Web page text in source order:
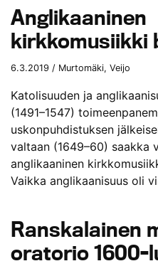
Anglikaaninen
kirkkomusiikki
6.3.2019 / Murtomäki, Veijo
Katolisuuden ja
(1491–1547)
uskonpuhdistuksen
valtaan (1649–60) saakka
anglikaaninen
Vaikka anglikaanisuus oli
Ranskalainen
oratorio 1600-